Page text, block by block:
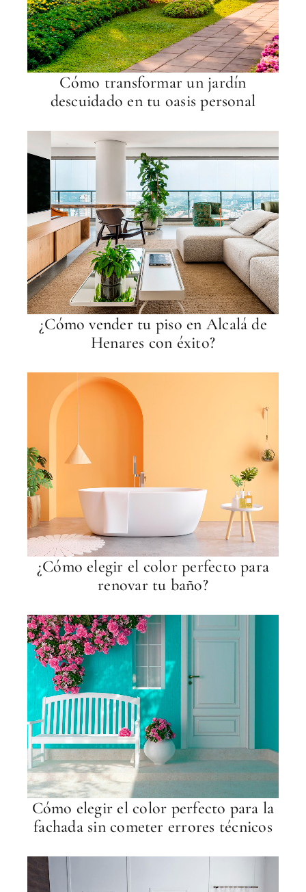
Cómo transformar un jardín
descuidado en tu oasis personal
¿Cómo vender tu piso en Alcalá de
Henares con éxito?
¿Cómo elegir el color perfecto para
renovar tu baño?
Cómo elegir el color perfecto para la
fachada sin cometer errores técnicos